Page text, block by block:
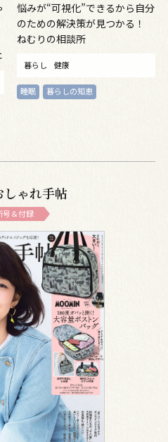
悩みが“可視化”できるから自分
のための解決策が見つかる！
ねむりの相談所
暮らし 健康
睡眠 暮らしの知恵
しゃれ手帖
号＆付録